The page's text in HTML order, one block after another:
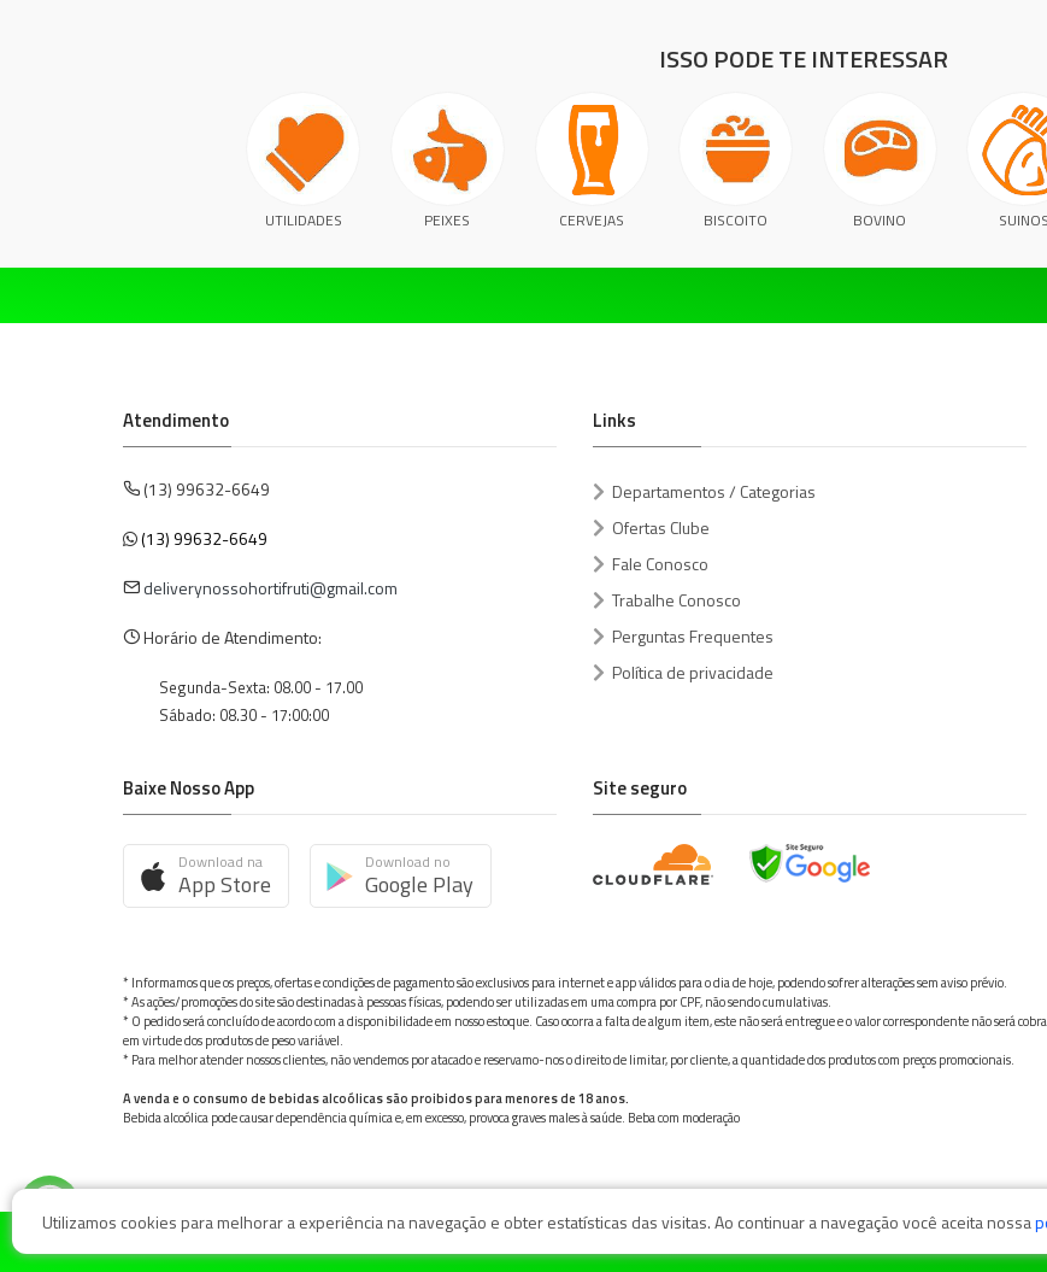
ISSO PODE TE INTERESSAR
UTILIDADES PEIXES CERVEJAS BISCOITO BOVINO SUINOS
Atendimento
(13) 99632-6649
(13) 99632-6649
deliverynossohortifruti@gmail.com
Horário de Atendimento:
Segunda-Sexta: 08.00 - 17.00
Sábado: 08.30 - 17:00:00
Links
Departamentos / Categorias
Ofertas Clube
Fale Conosco
Trabalhe Conosco
Perguntas Frequentes
Política de privacidade
Baixe Nosso App
Download na
App Store
Download no
Google Play
Site seguro
* Informamos que os preços, ofertas e condições de pagamento são exclusivos para internet e app válidos para o dia de hoje, podendo sofrer alterações sem aviso prévio.
* As ações/promoções do site são destinadas à pessoas físicas, podendo ser utilizadas em uma compra por CPF, não sendo cumulativas.
* O pedido será concluído de acordo com a disponibilidade em nosso estoque. Caso ocorra a falta de algum item, este não será entregue e o valor correspondente não será
em virtude dos produtos de peso variável.
* Para melhor atender nossos clientes, não vendemos por atacado e reservamo-nos o direito de limitar, por cliente, a quantidade dos produtos com preços promocionais.
A venda e o consumo de bebidas alcoólicas são proibidos para menores de 18 anos.
Bebida alcoólica pode causar dependência química e, em excesso, provoca graves males à saúde. Beba com moderação
Utilizamos cookies para melhorar a experiência na navegação e obter estatísticas das visitas. Ao continuar a navegação você aceita nossa